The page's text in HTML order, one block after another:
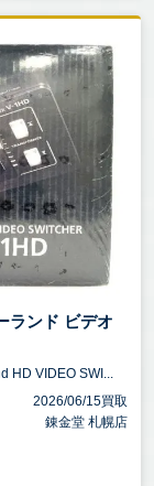
ランド ビデオ
HD VIDEO SWI...
2026/06/15買取
錬金堂 札幌店